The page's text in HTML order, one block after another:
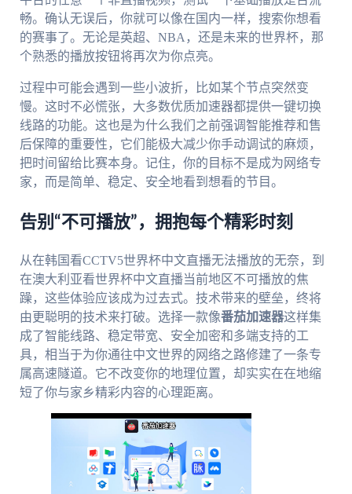
畅。确认无误后，你就可以像在国内一样，搜索你想看
的赛事了。无论是英超、NBA，还是未来的世界杯，那
个熟悉的播放按钮将再次为你点亮。
过程中可能会遇到一些小波折，比如某个节点突然变
慢。这时不必慌张，大多数优质加速器都提供一键切换
线路的功能。这也是为什么我们之前强调智能推荐和售
后保障的重要性，它们能极大减少你手动调试的麻烦，
把时间留给比赛本身。记住，你的目标不是成为网络专
家，而是简单、稳定、安全地看到想看的节目。
告别“不可播放”，拥抱每个精彩时刻
从在韩国看CCTV5世界杯中文直播无法播放的无奈，到
在澳大利亚看世界杯中文直播当前地区不可播放的焦
躁，这些体验应该成为过去式。技术带来的壁垒，终将
由更聪明的技术来打破。选择一款像番茄加速器这样集
成了智能线路、稳定带宽、安全加密和多端支持的工
具，相当于为你通往中文世界的网络之路修建了一条专
属高速隧道。它不改变你的地理位置，却实实在在地缩
短了你与家乡精彩内容的心理距离。